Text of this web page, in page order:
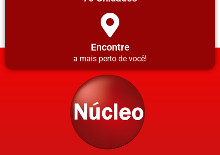
Encontre
a mais perto de você!